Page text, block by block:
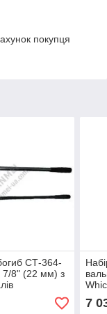
покупця
СТ-364-
7/8" (22 мм) з
7